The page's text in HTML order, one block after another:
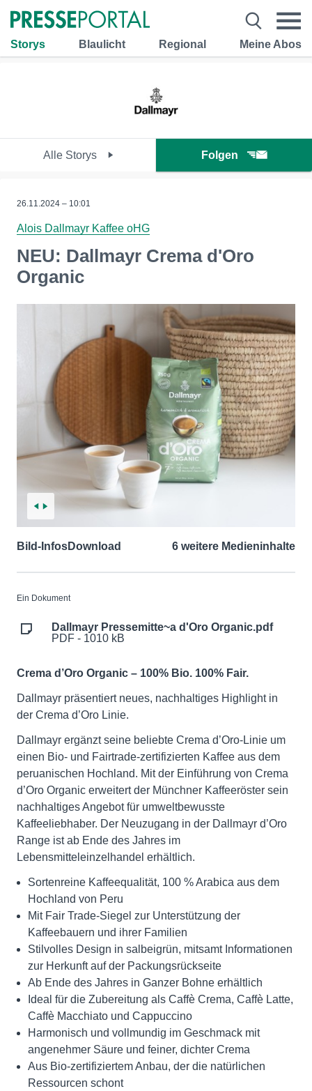
Storys Blaulicht Regional Meine Abos
Alle Storys Folgen
26.11.2024 – 10:01
Alois Dallmayr Kaffee oHG
NEU: Dallmayr Crema d'Oro
Organic
Bild-InfosDownload 6 weitere Medieninhalte
Ein Dokument
Dallmayr Pressemitte~a d'Oro Organic.pdf
PDF - 1010 kB
Crema d’Oro Organic – 100% Bio. 100% Fair.
Dallmayr präsentiert neues, nachhaltiges Highlight in
der Crema d’Oro Linie.
Dallmayr ergänzt seine beliebte Crema d’Oro-Linie um
einen Bio- und Fairtrade-zertifizierten Kaffee aus dem
peruanischen Hochland. Mit der Einführung von Crema
d’Oro Organic erweitert der Münchner Kaffeeröster sein
nachhaltiges Angebot für umweltbewusste
Kaffeeliebhaber. Der Neuzugang in der Dallmayr d’Oro
Range ist ab Ende des Jahres im
Lebensmitteleinzelhandel erhältlich.
Sortenreine Kaffeequalität, 100 % Arabica aus dem
Hochland von Peru
Mit Fair Trade-Siegel zur Unterstützung der
Kaffeebauern und ihrer Familien
Stilvolles Design in salbeigrün, mitsamt Informationen
zur Herkunft auf der Packungsrückseite
Ab Ende des Jahres in Ganzer Bohne erhältlich
Ideal für die Zubereitung als Caffè Crema, Caffè Latte,
Caffè Macchiato und Cappuccino
Harmonisch und vollmundig im Geschmack mit
angenehmer Säure und feiner, dichter Crema
Aus Bio-zertifiziertem Anbau, der die natürlichen
Ressourcen schont